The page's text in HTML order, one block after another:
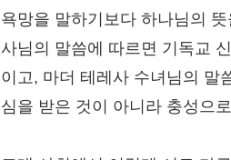
욕망을 말하기보다 하나님의
사님의 말씀에 따르면 기독교
이고, 마더 테레사 수녀님의 말
심을 받은 것이 아니라 충성으